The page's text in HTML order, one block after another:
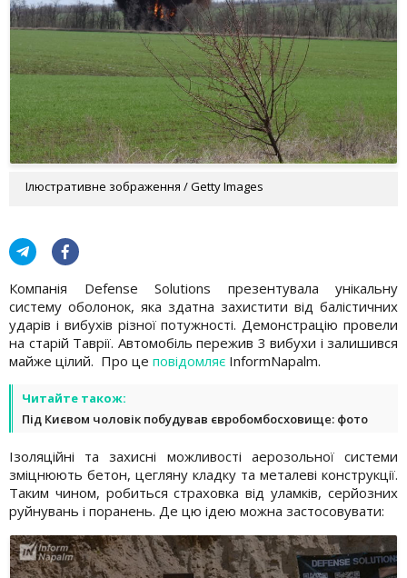
Ілюстративне зображення / Getty Images
Компанія Defense Solutions презентувала унікальну
систему оболонок, яка здатна захистити від балістичних
ударів і вибухів різної потужності. Демонстрацію провели
на старій Таврії. Автомобіль пережив 3 вибухи і залишився
майже цілий. Про це повідомляє InformNapalm.
Читайте також:
Під Києвом чоловік побудував євробомбосховище: фото
Ізоляційні та захисні можливості аерозольної системи
зміцнюють бетон, цегляну кладку та металеві конструкції.
Таким чином, робиться страховка від уламків, серйозних
руйнувань і поранень. Де цю ідею можна застосовувати: